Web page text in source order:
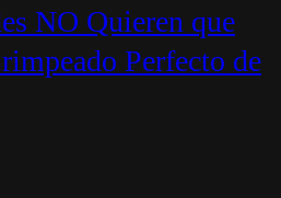
NO Quieren que
Perfecto de